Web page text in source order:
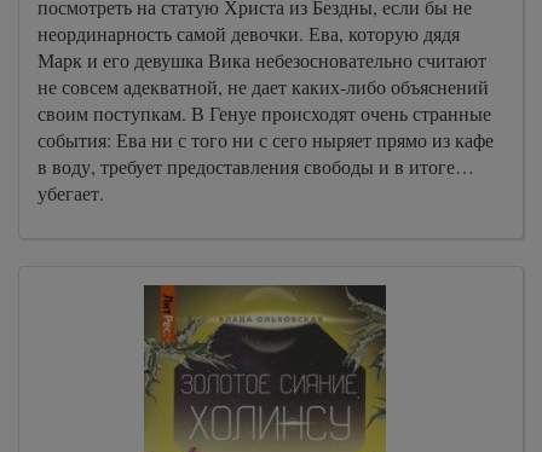
посмотреть на статую Христа из Бездны, если бы не
неординарность самой девочки. Ева, которую дядя
Марк и его девушка Вика небезосновательно считают
не совсем адекватной, не дает каких-либо объяснений
своим поступкам. В Генуе происходят очень странные
события: Ева ни с того ни с сего ныряет прямо из кафе
в воду, требует предоставления свободы и в итоге…
убегает.